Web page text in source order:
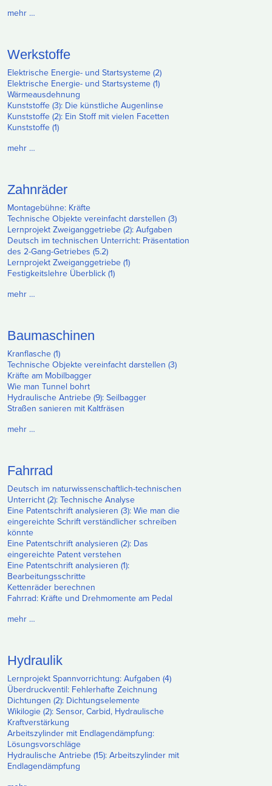
mehr …
Werkstoffe
Elektrische Energie- und Startsysteme (2)
Elektrische Energie- und Startsysteme (1)
Wärmeausdehnung
Kunststoffe (3): Die künstliche Augenlinse
Kunststoffe (2): Ein Stoff mit vielen Facetten
Kunststoffe (1)
mehr …
Zahnräder
Montagebühne: Kräfte
Technische Objekte vereinfacht darstellen (3)
Lernprojekt Zweiganggetriebe (2): Aufgaben
Deutsch im technischen Unterricht: Präsentation
des 2-Gang-Getriebes (5.2)
Lernprojekt Zweiganggetriebe (1)
Festigkeitslehre Überblick (1)
mehr …
Baumaschinen
Kranflasche (1)
Technische Objekte vereinfacht darstellen (3)
Kräfte am Mobilbagger
Wie man Tunnel bohrt
Hydraulische Antriebe (9): Seilbagger
Straßen sanieren mit Kaltfräsen
mehr …
Fahrrad
Deutsch im naturwissenschaftlich-technischen
Unterricht (2): Technische Analyse
Eine Patentschrift analysieren (3): Wie man die
eingereichte Schrift verständlicher schreiben
könnte
Eine Patentschrift analysieren (2): Das
eingereichte Patent verstehen
Eine Patentschrift analysieren (1):
Bearbeitungsschritte
Kettenräder berechnen
Fahrrad: Kräfte und Drehmomente am Pedal
mehr …
Hydraulik
Lernprojekt Spannvorrichtung: Aufgaben (4)
Überdruckventil: Fehlerhafte Zeichnung
Dichtungen (2): Dichtungselemente
Wikilogie (2): Sensor, Carbid, Hydraulische
Kraftverstärkung
Arbeitszylinder mit Endlagendämpfung:
Lösungsvorschläge
Hydraulische Antriebe (15): Arbeitszylinder mit
Endlagendämpfung